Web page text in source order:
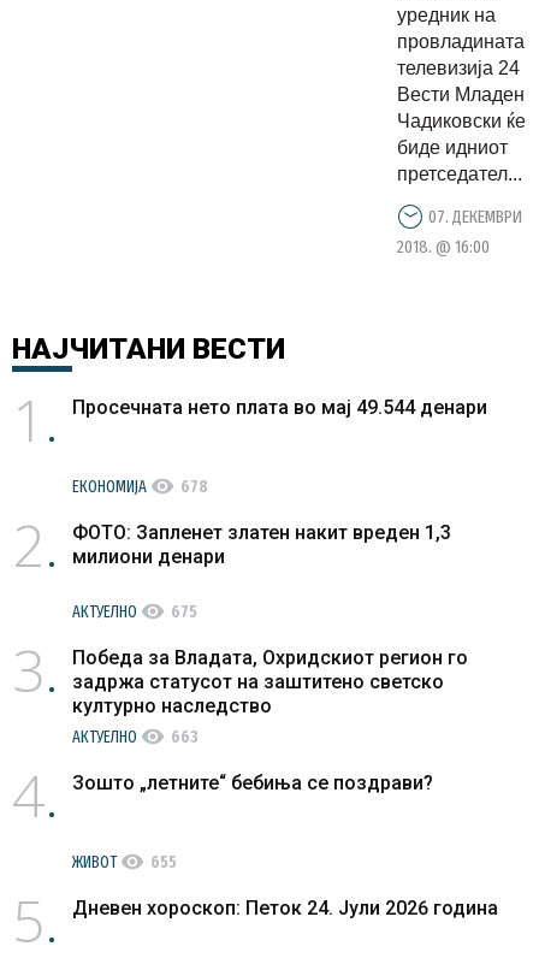
на ЗНМ
уредник на
провладината
телевизија 24
Вести Младен
Чадиковски ќе
биде идниот
претседател...
07. ДЕКЕМВРИ
2018. @ 16:00
НАЈЧИТАНИ ВЕСТИ
1 Просечната нето плата во мај 49.544 денари
ЕКОНОМИЈА visibility 678
2
ФОТО: Запленет златен накит вреден 1,3
милиони денари
АКТУЕЛНО visibility 675
3
Победа за Владата, Охридскиот регион го
задржа статусот на заштитено светско
културно наследство
АКТУЕЛНО visibility 663
4 Зошто „летните“ бебиња се поздрави?
ЖИВОТvisibility 655
5 Дневен хороскоп: Петок 24. Јули 2026 година